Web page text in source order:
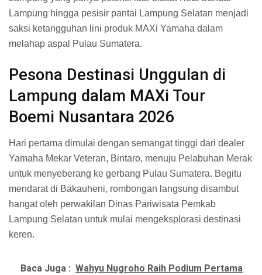
Lampung hingga pesisir pantai Lampung Selatan menjadi
saksi ketangguhan lini produk MAXi Yamaha dalam
melahap aspal Pulau Sumatera.
​Pesona Destinasi Unggulan di
Lampung dalam MAXi Tour
Boemi Nusantara 2026
​Hari pertama dimulai dengan semangat tinggi dari dealer
Yamaha Mekar Veteran, Bintaro, menuju Pelabuhan Merak
untuk menyeberang ke gerbang Pulau Sumatera. Begitu
mendarat di Bakauheni, rombongan langsung disambut
hangat oleh perwakilan Dinas Pariwisata Pemkab
Lampung Selatan untuk mulai mengeksplorasi destinasi
keren.
Baca Juga : Wahyu Nugroho Raih Podium Pertama